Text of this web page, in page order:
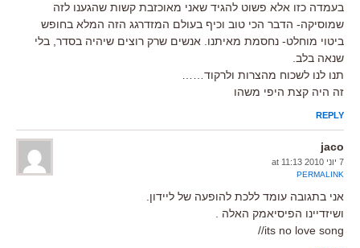
בעמדה כזו אלא פשוט להגיד שאני מאוכזבת קשות שהגענו לזה
שמוסיקה- הדבר הכי טוב וכיף בעולם המזדרגג הזה המלא בחופש
ביטוי מוחלט- נחסמת מאיתנו. אנשים שרק רוצים שיהיה בסדר, בלי
שנאה בלב.
תנו לנו לשכוח מהצרות ולרקוד……
זה היה קצת היפי משהו
REPLY
jaco
7 יוני 2010 at 11:13
PERMALINK
אני בתגובה עומד ללכת להופעה של ליידון.
ושיזדיינו הפיסיאמק האלה .
its no love song//